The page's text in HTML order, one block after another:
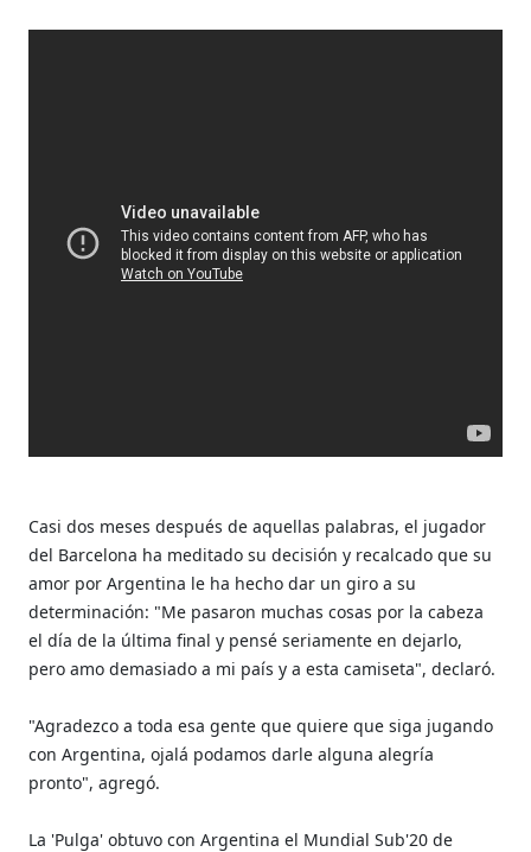
Casi dos meses después de aquellas palabras, el jugador
del Barcelona ha meditado su decisión y recalcado que su
amor por Argentina le ha hecho dar un giro a su
determinación: "Me pasaron muchas cosas por la cabeza
el día de la última final y pensé seriamente en dejarlo,
pero amo demasiado a mi país y a esta camiseta", declaró.
"Agradezco a toda esa gente que quiere que siga jugando
con Argentina, ojalá podamos darle alguna alegría
pronto", agregó.
La 'Pulga' obtuvo con Argentina el Mundial Sub'20 de